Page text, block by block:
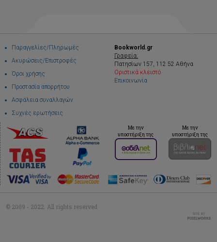
Παραγγελίες/Πληρωμές
Ακυρώσεις/Επιστροφές
Όροι χρήσης
Προστασία απορρήτου
Ασφάλεια συναλλαγών
Συχνές ερωτήσεις
Bookworld.gr
Γραφεία:
Πατησίων 157, 112 52 Αθήνα
Οριστικά κλειστό
Επικοινωνία
Με την
υποστήριξη της
Με την
υποστήριξη της
© 2009 - 2022. All rights reserved